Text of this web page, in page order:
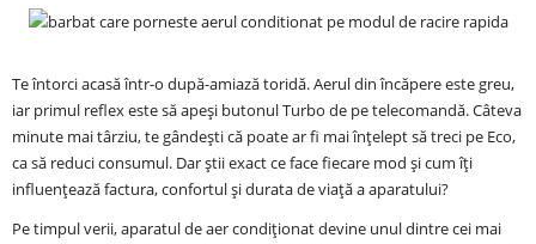
Te întorci acasă într-o după-amiază toridă. Aerul din încăpere este greu,
iar primul reflex este să apeși butonul Turbo de pe telecomandă. Câteva
minute mai târziu, te gândești că poate ar fi mai înțelept să treci pe Eco,
ca să reduci consumul. Dar știi exact ce face fiecare mod și cum îți
influențează factura, confortul și durata de viață a aparatului?
Pe timpul verii, aparatul de aer condiționat devine unul dintre cei mai